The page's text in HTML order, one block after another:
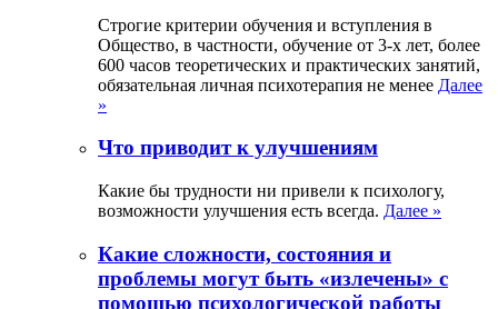
Строгие критерии обучения и вступления в
Общество, в частности, обучение от 3-х лет, более
600 часов теоретических и практических занятий,
обязательная личная психотерапия не менее Далее
»
Что приводит к улучшениям
Какие бы трудности ни привели к психологу,
возможности улучшения есть всегда. Далее »
Какие сложности, состояния и
проблемы могут быть «излечены» с
помощью психологической работы